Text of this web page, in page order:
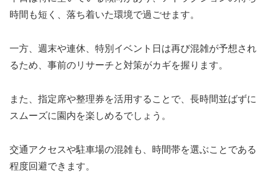
時間も短く、落ち着いた環境で過ごせます。
一方、週末や連休、特別イベント日は再び混雑が予想され
るため、事前のリサーチと対策がカギを握ります。
また、指定席や整理券を活用することで、長時間並ばずに
スムーズに園内を楽しめるでしょう。
交通アクセスや駐車場の混雑も、時間帯を選ぶことである
程度回避できます。